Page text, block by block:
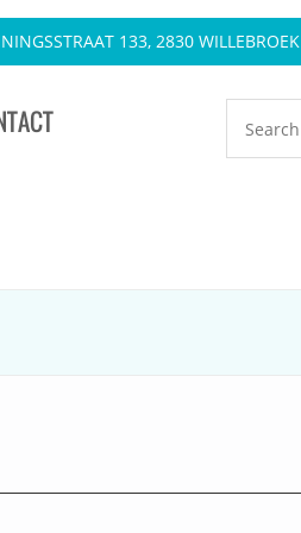
133, 2830 WILLEBROEK